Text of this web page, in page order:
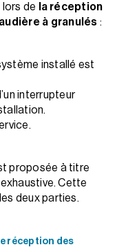
lors de
la réception
à granulés :
installé est
interrupteur
proposée à titre
Cette
deux parties.
réception des